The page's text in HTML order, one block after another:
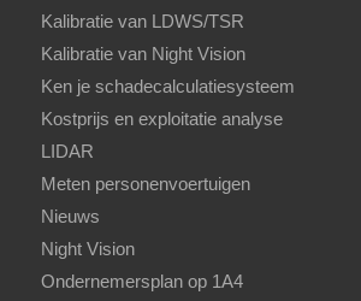
Kalibratie van LDWS/TSR
Kalibratie van Night Vision
Ken je schadecalculatiesysteem
Kostprijs en exploitatie analyse
LIDAR
Meten personenvoertuigen
Nieuws
Night Vision
Ondernemersplan op 1A4